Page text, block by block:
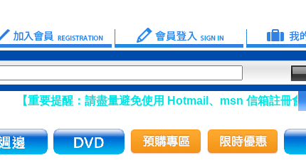
【重要提醒：請盡量避免使用 Hotmail、msn 信箱註冊會員】